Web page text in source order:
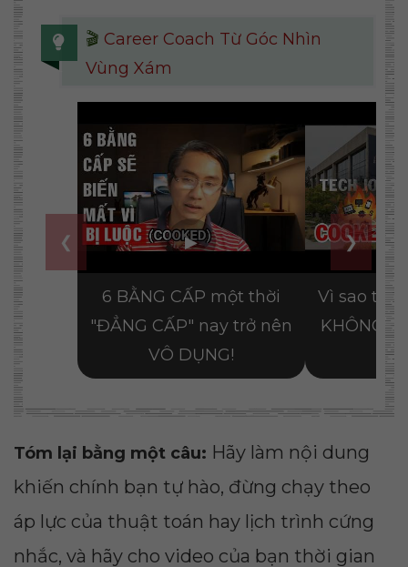
Tóm lại bằng một câu: Hãy làm nội dung
khiến chính bạn tự hào, đừng chạy theo
áp lực của thuật toán hay lịch trình cứng
nhắc, và hãy cho video của bạn thời gian